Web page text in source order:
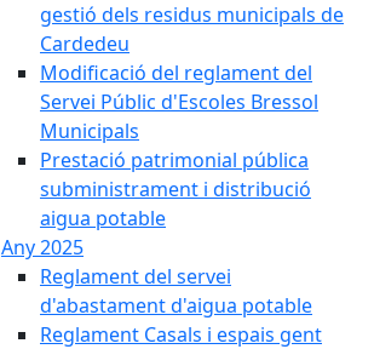
gestió dels residus municipals de
Cardedeu
Modificació del reglament del
Servei Públic d'Escoles Bressol
Municipals
Prestació patrimonial pública
subministrament i distribució
aigua potable
Any 2025
Reglament del servei
d'abastament d'aigua potable
Reglament Casals i espais gent